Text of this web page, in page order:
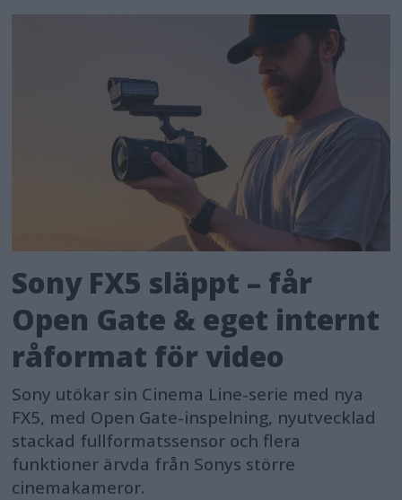
Sony FX5 släppt – får
Open Gate & eget internt
råformat för video
Sony utökar sin Cinema Line-serie med nya
FX5, med Open Gate-inspelning, nyutvecklad
stackad fullformatssensor och flera
funktioner ärvda från Sonys större
cinemakameror.